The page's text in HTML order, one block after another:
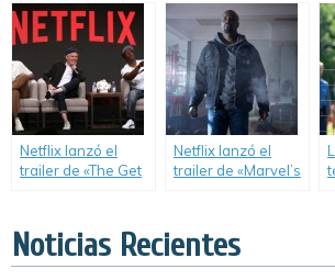
17 de Julio.
en Latinoamérica.
Netflix lanzó el
trailer de «The Get
Netflix lanzó el
trailer de «Marvel’s
Noticias Recientes